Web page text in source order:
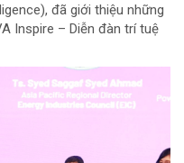
đã giới thiệu những
Inspire – Diễn đàn trí tuệ